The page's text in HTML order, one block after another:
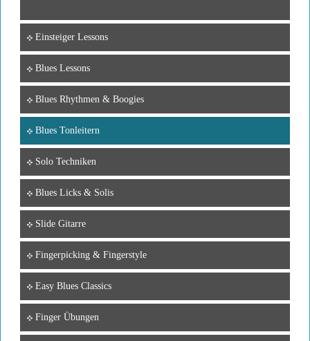
Einsteiger Lessons
Blues Lessons
Blues Rhythmen & Boogies
Blues Tonleitern
Solo Techniken
Blues Licks & Solis
Slide Gitarre
Fingerpicking & Fingerstyle
Easy Blues Classics
Finger Übungen